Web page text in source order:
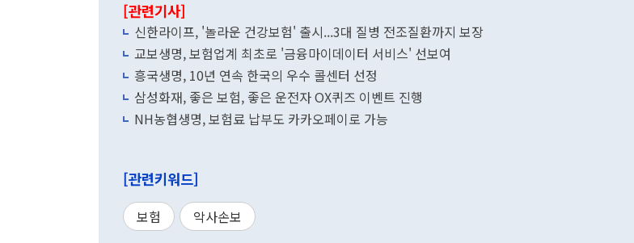
[관련기사]
신한라이프, '놀라운 건강보험' 출시...3대 질병 전조질환까지 보장
교보생명, 보험업계 최초로 '금융마이데이터 서비스' 선보여
흥국생명, 10년 연속 한국의 우수 콜센터 선정
삼성화재, 좋은 보험, 좋은 운전자 OX퀴즈 이벤트 진행
NH농협생명, 보험료 납부도 카카오페이로 가능
[관련키워드]
보험 악사손보